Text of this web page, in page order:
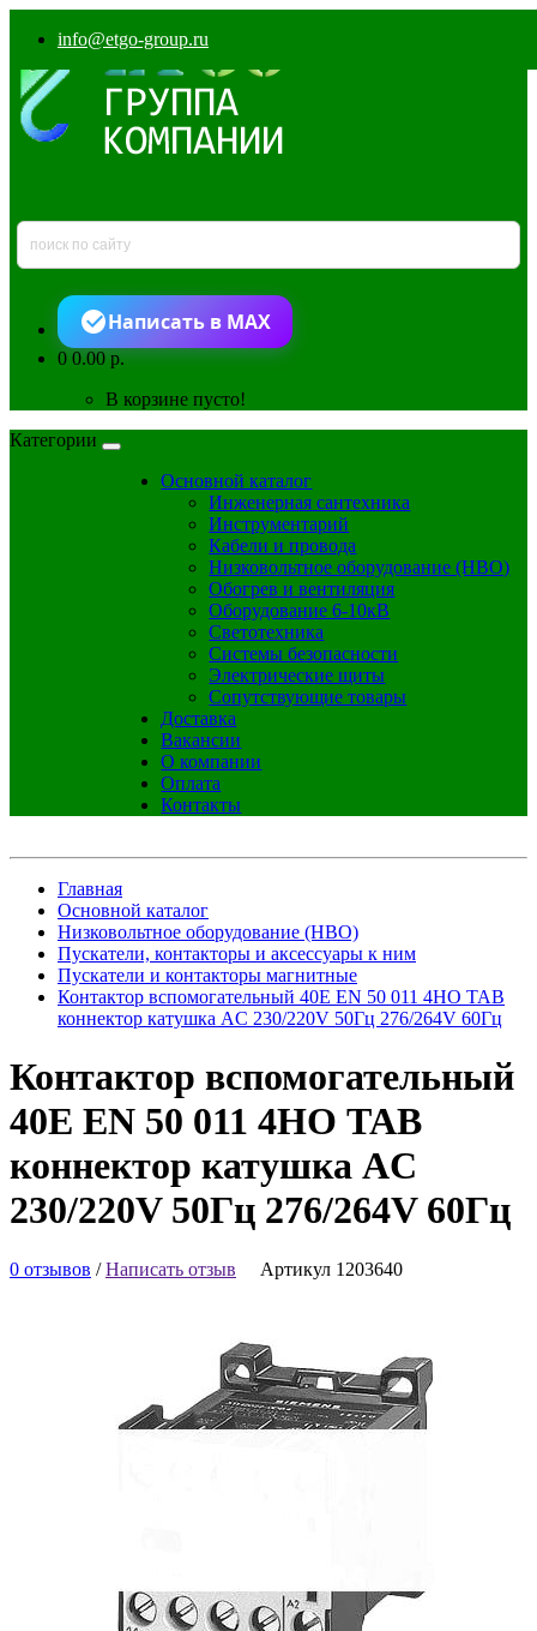
info@etgo-group.ru
Написать в MAX
00.00 р.
В корзине пусто!
Категории
Основной каталог
Инженерная сантехника
Инструментарий
Кабели и провода
Низковольтное оборудование (НВО)
Обогрев и вентиляция
Оборудование 6-10кВ
Светотехника
Системы безопасности
Электрические щиты
Сопутствующие товары
Доставка
Вакансии
О компании
Оплата
Контакты
Главная
Основной каталог
Низковольтное оборудование (НВО)
Пускатели, контакторы и аксессуары к ним
Пускатели и контакторы магнитные
Контактор вспомогательный 40E EN 50 011 4НО TAB
коннектор катушка AC 230/220V 50Гц 276/264V 60Гц
Контактор вспомогательный
40E EN 50 011 4НО TAB
коннектор катушка AC
230/220V 50Гц 276/264V 60Гц
0 отзывов /Написать отзыв Артикул 1203640